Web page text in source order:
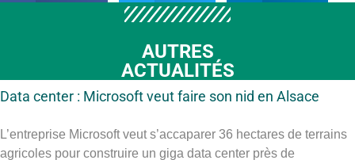
AUTRES
ACTUALITÉS
Data center : Microsoft veut faire son nid en Alsace
L’entreprise Microsoft veut s’accaparer 36 hectares de terrains
agricoles pour construire un giga data center près de